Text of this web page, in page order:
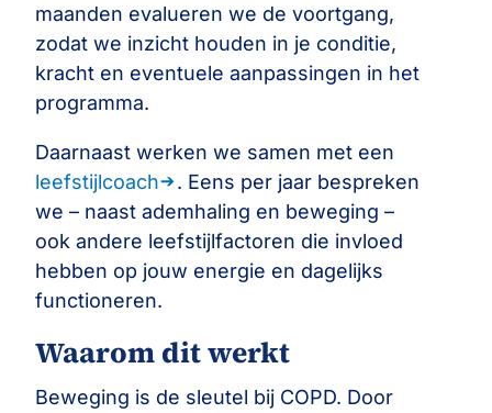
maanden evalueren we de voortgang,
zodat we inzicht houden in je conditie,
kracht en eventuele aanpassingen in het
programma.
Daarnaast werken we samen met een
leefstijlcoach
. Eens per jaar bespreken
we – naast ademhaling en beweging –
ook andere leefstijlfactoren die invloed
hebben op jouw energie en dagelijks
functioneren.
Waarom dit werkt
Beweging is de sleutel bij COPD. Door